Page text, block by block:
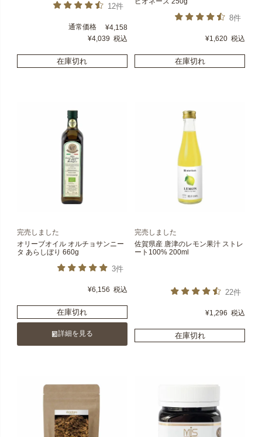
12件
通常価格 ¥4,158
¥4,039 税込
在庫切れ
8件
¥1,620 税込
在庫切れ
完売しました
オリーブオイル オルチョサンニー
タ あらしぼり 660g
3件
¥6,156 税込
在庫切れ
詳細を見る
完売しました
佐賀県産 唐津のレモン果汁 ストレ
ート100% 200ml
22件
¥1,296 税込
在庫切れ